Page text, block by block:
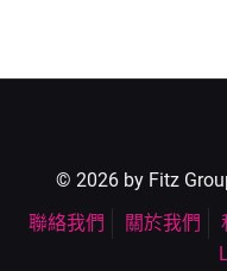
© 2026 by Fitz
聯絡我們
關於我們